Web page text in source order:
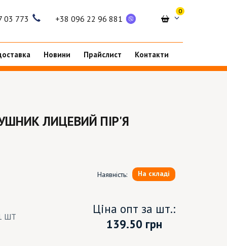
03 773 +38 096 22 96 881
0
Новини Прайслист Контакти
ЛИЦЕВИЙ ПІР'Я
Наявність: На складі
ШТ
Ціна опт за шт.:
139.50 грн